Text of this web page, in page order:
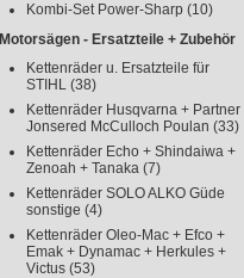
Kombi-Set Power-Sharp (10)
Motorsägen - Ersatzteile + Zubehör
Kettenräder u. Ersatzteile für
STIHL (38)
Kettenräder Husqvarna + Partner
Jonsered McCulloch Poulan (33)
Kettenräder Echo + Shindaiwa +
Zenoah + Tanaka (7)
Kettenräder SOLO ALKO Güde
sonstige (4)
Kettenräder Oleo-Mac + Efco +
Emak + Dynamac + Herkules +
Victus (53)